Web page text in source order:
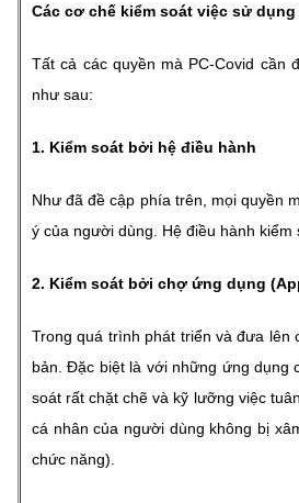
Các cơ chế kiểm soát việc sử
Tất cả các quyền mà PC-Covid
như sau:
1. Kiểm soát bởi hệ điều hành
Như đã đề cập phía trên, mọi quyền
ý của người dùng. Hệ điều hành
2. Kiểm soát bởi chợ ứng dụng
Trong quá trình phát triển và đưa
bản. Đặc biệt là với những ứng dụng
soát rất chặt chẽ và kỹ lưỡng việc
cá nhân của người dùng không bị
chức năng).